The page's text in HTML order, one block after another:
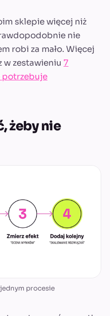
sklepie więcej niż
nie
robi za mało. Więcej
zestawieniu 7
potrzebuje
żeby nie
procesie